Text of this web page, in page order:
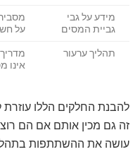
מידע על גבי
גביית המסים
על
תהליך ערעור
אינו
להבנת החלקים הללו
זה גם מכין אותם אם הם
עושה את ההשתתפות